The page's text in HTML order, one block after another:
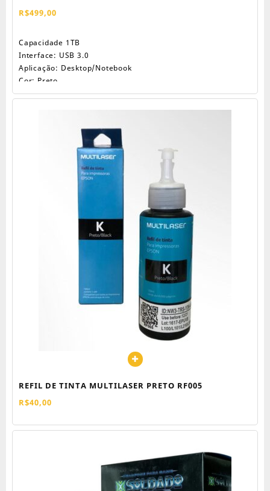
R$499,00
Capacidade 1TB
Interface: USB 3.0
Aplicação: Desktop/Notebook
Cor: Preto
Pesos Bruto/Líquido: 0,2500/1,3500
REFIL DE TINTA MULTILASER PRETO RF005
R$40,00